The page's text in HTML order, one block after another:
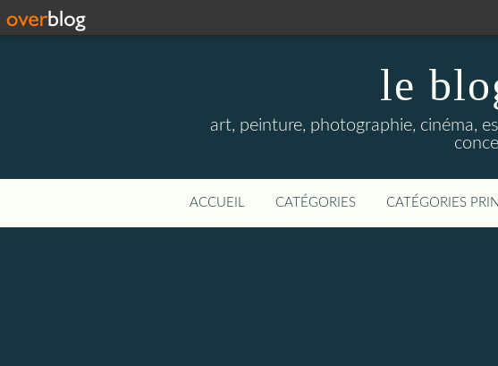
le
art, peinture, photographie, cinéma,
ACCUEIL CATÉGORIES CATÉGORIES